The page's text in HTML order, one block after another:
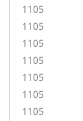
1105
1105
1105
1105
1105
1105
1105